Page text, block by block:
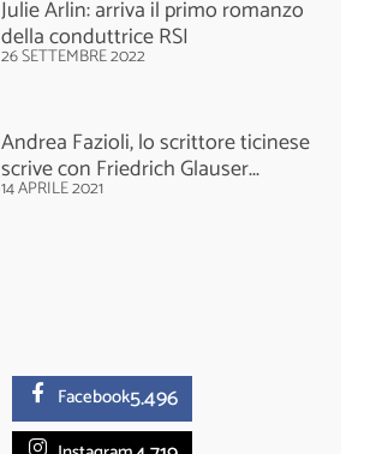
Julie Arlin: arriva il primo romanzo
della conduttrice RSI
26 SETTEMBRE 2022
Andrea Fazioli, lo scrittore ticinese
scrive con Friedrich Glauser...
14 APRILE 2021
Facebook5.496